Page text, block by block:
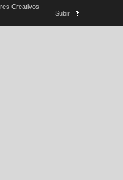
Creativos
Subir